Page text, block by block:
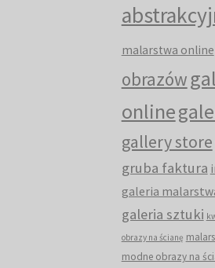
malarstwa online
obrazów
online
gallery store
gruba faktura
galeria
galeria sztuki
obrazy na ścianę
modne obrazy na